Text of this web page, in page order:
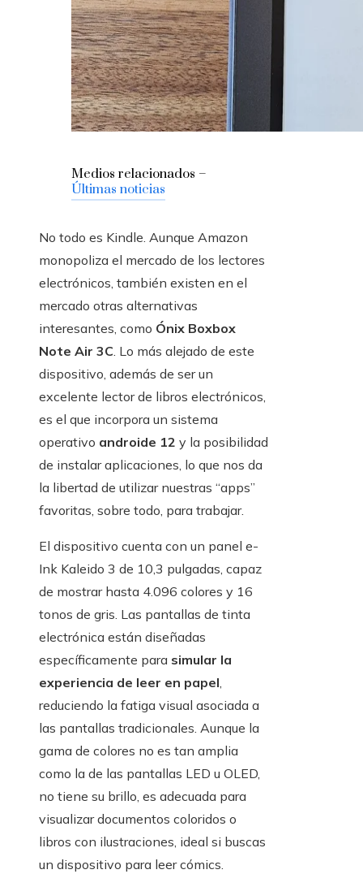
Medios relacionados –
Últimas noticias
No todo es Kindle. Aunque Amazon
monopoliza el mercado de los lectores
electrónicos, también existen en el
mercado otras alternativas
interesantes, como Ónix Boxbox
Note Air 3C. Lo más alejado de este
dispositivo, además de ser un
excelente lector de libros electrónicos,
es el que incorpora un sistema
operativo androide 12 y la posibilidad
de instalar aplicaciones, lo que nos da
la libertad de utilizar nuestras “apps”
favoritas, sobre todo, para trabajar.
El dispositivo cuenta con un panel e-
Ink Kaleido 3 de 10,3 pulgadas, capaz
de mostrar hasta 4.096 colores y 16
tonos de gris. Las pantallas de tinta
electrónica están diseñadas
específicamente para simular la
experiencia de leer en papel,
reduciendo la fatiga visual asociada a
las pantallas tradicionales. Aunque la
gama de colores no es tan amplia
como la de las pantallas LED u OLED,
no tiene su brillo, es adecuada para
visualizar documentos coloridos o
libros con ilustraciones, ideal si buscas
un dispositivo para leer cómics.